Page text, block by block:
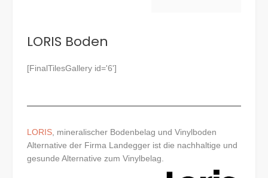
LORIS Boden
[FinalTilesGallery id='6']
LORIS, mineralischer Bodenbelag und Vinylboden
Alternative der Firma Landegger ist die nachhaltige und
gesunde Alternative zum Vinylbelag.